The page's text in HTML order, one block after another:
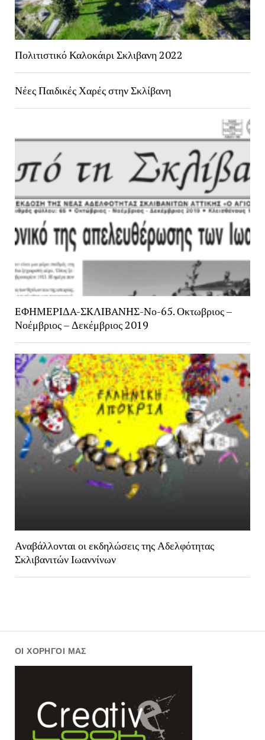
Πολιτιστικό Καλοκάιρι Σκλιβανη 2022
Νέες Παιδικές Χαρές στην Σκλίβανη
EΦHMEPIΔA-ΣKΛIBANHΣ-Nο-65. Οκτωβριος –
Νοέμβριος – Δεκέμβριος 2019
Αναβάλλονται οι εκδηλώσεις της Αδελφότητας
Σκλιβανιτών Ιωαννίνων
ΟΙ ΧΟΡΗΓΟΊ ΜΑΣ